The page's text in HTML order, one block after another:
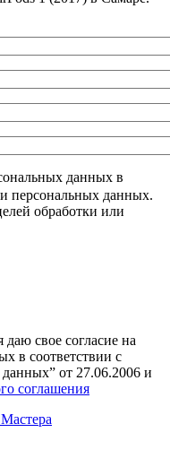
данных в
персональных данных.
обработки или
свое согласие на
в соответствии с
от 27.06.2006 и
соглашения